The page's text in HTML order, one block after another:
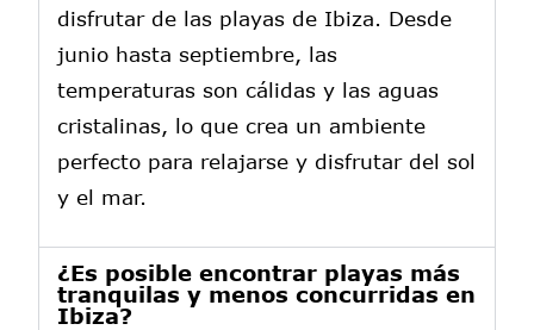
disfrutar de las playas de Ibiza. Desde
junio hasta septiembre, las
temperaturas son cálidas y las aguas
cristalinas, lo que crea un ambiente
perfecto para relajarse y disfrutar del sol
y el mar.
¿Es posible encontrar playas más
tranquilas y menos concurridas en
Ibiza?